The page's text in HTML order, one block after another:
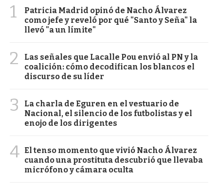
1
Patricia Madrid opinó de Nacho Álvarez
como jefe y reveló por qué "Santo y Seña" la
llevó "a un límite"
2
Las señales que Lacalle Pou envió al PN y la
coalición: cómo decodifican los blancos el
discurso de su líder
3
La charla de Eguren en el vestuario de
Nacional, el silencio de los futbolistas y el
enojo de los dirigentes
4 El tenso momento que vivió Nacho Álvarez
cuando una prostituta descubrió que llevaba
micrófono y cámara oculta